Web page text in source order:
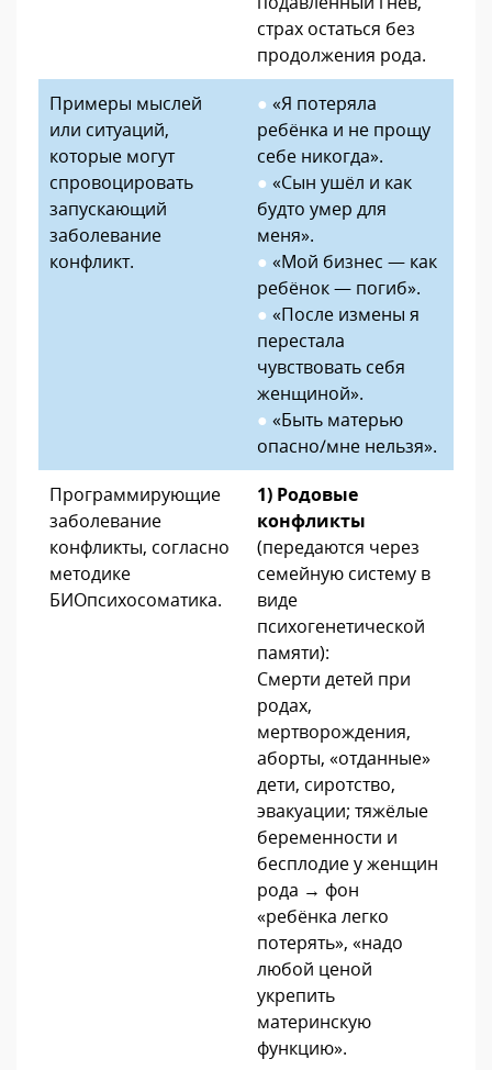
страх остаться без
продолжения рода.
Примеры мыслей
или ситуаций,
которые могут
спровоцировать
запускающий
заболевание
конфликт.
● «Я потеряла
ребёнка и не прощу
себе никогда».
● «Сын ушёл и как
будто умер для
меня».
● «Мой бизнес — как
ребёнок — погиб».
● «После измены я
перестала
чувствовать себя
женщиной».
● «Быть матерью
опасно/мне нельзя».
Программирующие
заболевание
конфликты, согласно
методике
БИОпсихосоматика.
1) Родовые
конфликты
(передаются через
семейную систему в
виде
психогенетической
памяти):
Смерти детей при
родах,
мертворождения,
аборты, «отданные»
дети, сиротство,
эвакуации; тяжёлые
беременности и
бесплодие у женщин
рода → фон
«ребёнка легко
потерять», «надо
любой ценой
укрепить
материнскую
функцию».